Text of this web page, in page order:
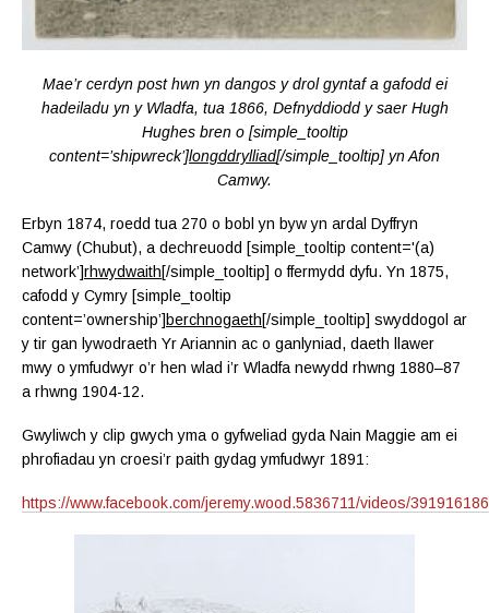
Mae’r cerdyn post hwn yn dangos y drol gyntaf a gafodd ei
hadeiladu yn y Wladfa, tua 1866, Defnyddiodd y saer Hugh
Hughes bren o [simple_tooltip
content=’shipwreck’]longddrylliad[/simple_tooltip] yn Afon
Camwy.
Erbyn 1874, roedd tua 270 o bobl yn byw yn ardal Dyffryn
Camwy (Chubut), a dechreuodd [simple_tooltip content='(a)
network’]rhwydwaith[/simple_tooltip] o ffermydd dyfu. Yn 1875,
cafodd y Cymry [simple_tooltip
content=’ownership’] berchnogaeth[/simple_tooltip] swyddogol ar
y tir gan lywodraeth Yr Ariannin ac o ganlyniad, daeth llawer
mwy o ymfudwyr o’r hen wlad i’r Wladfa newydd rhwng 1880–87
a rhwng 1904-12.
Gwyliwch y clip gwych yma o gyfweliad gyda Nain Maggie am ei
phrofiadau yn croesi’r paith gydag ymfudwyr 1891:
https://www.facebook.com/jeremy.wood.5836711/videos/